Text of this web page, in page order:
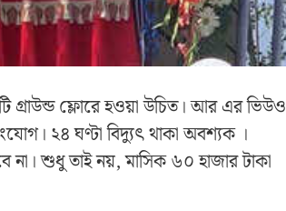
গ্রাউন্ড ফ্লোরে হওয়া উচিত। আর এর ভিউও
২৪ ঘণ্টা বিদ্যুৎ থাকা অবশ্যক ।
শুধু তাই নয়, মাসিক ৬০ হাজার টাকা